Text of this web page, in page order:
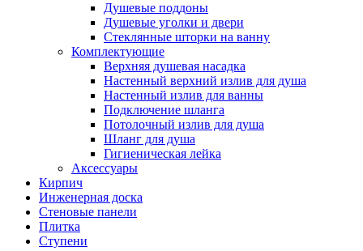
Душевые поддоны
Душевые уголки и двери
Стеклянные шторки на ванну
Комплектующие
Верхняя душевая насадка
Настенный верхний излив для душа
Настенный излив для ванны
Подключение шланга
Потолочный излив для душа
Шланг для душа
Гигиеническая лейка
Аксессуары
Кирпич
Инженерная доска
Стеновые панели
Плитка
Ступени